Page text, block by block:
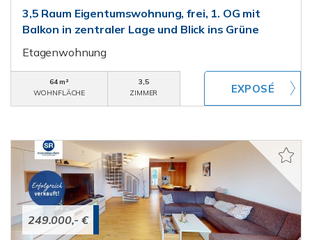
3,5 Raum Eigentumswohnung, frei, 1. OG mit
Balkon in zentraler Lage und Blick ins Grüne
Etagenwohnung
64 m²
WOHNFLÄCHE
3,5
ZIMMER
249.000,- €